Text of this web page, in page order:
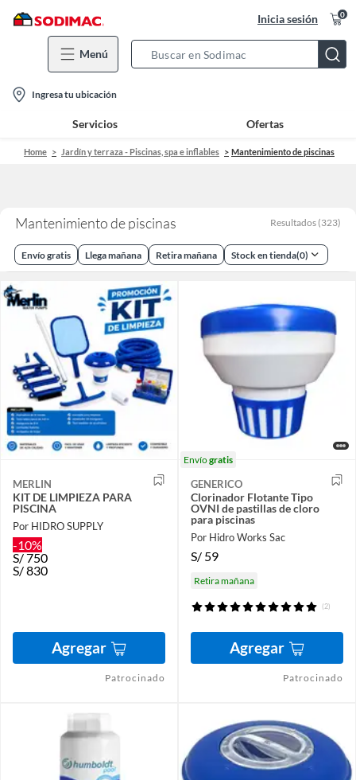
Inicia sesión 0
Menú
Bar
location-
icon
Ingresa tu ubicación
Servicios Ofertas
Home Jardín y terraza - Piscinas, spa e inflables Mantenimiento de piscinas
Mantenimiento de piscinas Resultados (323)
Envío gratis Llega mañana Retira mañana Stock en tienda(0)
MERLIN
KIT DE LIMPIEZA PARA
PISCINA
Por HIDRO SUPPLY
-10%
S/750
S/830
Agregar
Patrocinado
Envíogratis
GENERICO
Clorinador Flotante Tipo
OVNI de pastillas de cloro
para piscinas
Por Hidro Works Sac
S/ 59
Retira mañana
(2)
Agregar
Patrocinado